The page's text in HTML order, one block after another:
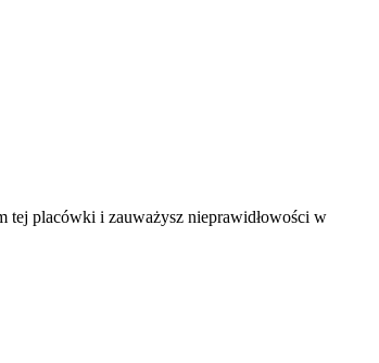
tej placówki i zauważysz nieprawidłowości w